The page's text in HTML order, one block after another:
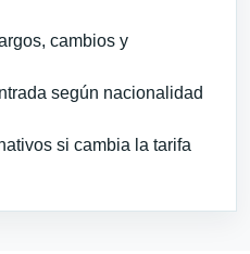
cambios y
según nacionalidad
si cambia la tarifa